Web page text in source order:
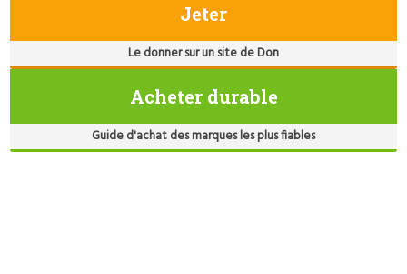
Jeter
Le donner sur un site de Don
Acheter durable
Guide d'achat des marques les plus fiables